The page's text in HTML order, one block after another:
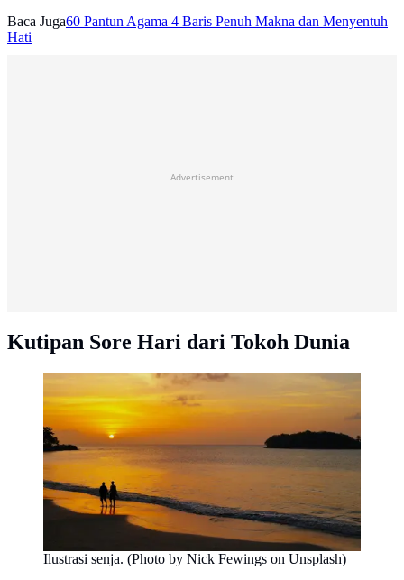
Baca Juga60 Pantun Agama 4 Baris Penuh Makna dan Menyentuh
Hati
Advertisement
Kutipan Sore Hari dari Tokoh Dunia
Ilustrasi senja. (Photo by Nick Fewings on Unsplash)